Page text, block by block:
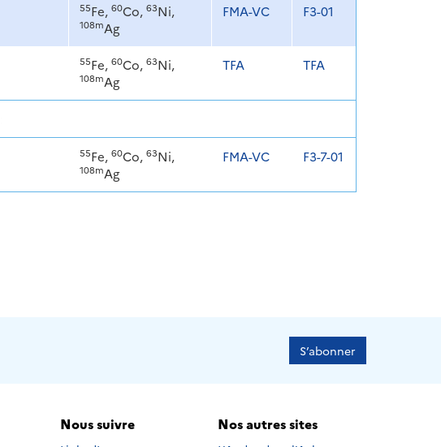
55Fe, 60Co, 63Ni,
108mAg
FMA-VC F3-01
55Fe, 60Co, 63Ni,
108mAg
TFA TFA
55Fe, 60Co, 63Ni,
108mAg
FMA-VC F3-7-01
S’abonner
Nous suivre Nos autres sites